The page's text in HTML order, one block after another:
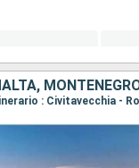
: Civitavecchia -